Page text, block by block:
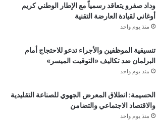
وداد صفرو يتعاقد رسمياً مع الإطار الوطني كريم
أوغاني لقيادة العارضة التقنية
منذ يوم واحد
تنسيقية الموظفين والأجراء تدعو للاحتجاج أمام
البرلمان ضد تكاليف «التوقيت الميسر»
منذ يوم واحد
الحسيمة: انطلاق المعرض الجهوي للصناعة التقليدية
والاقتصاد الاجتماعي والتضامن
منذ يوم واحد